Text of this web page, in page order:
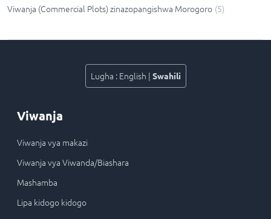
Viwanja (Commercial Plots) zinazopangishwa Morogoro (5)
Lugha : English | Swahili
Viwanja
Viwanja vya makazi
Viwanja vya Viwanda/Biashara
Mashamba
Lipa kidogo kidogo